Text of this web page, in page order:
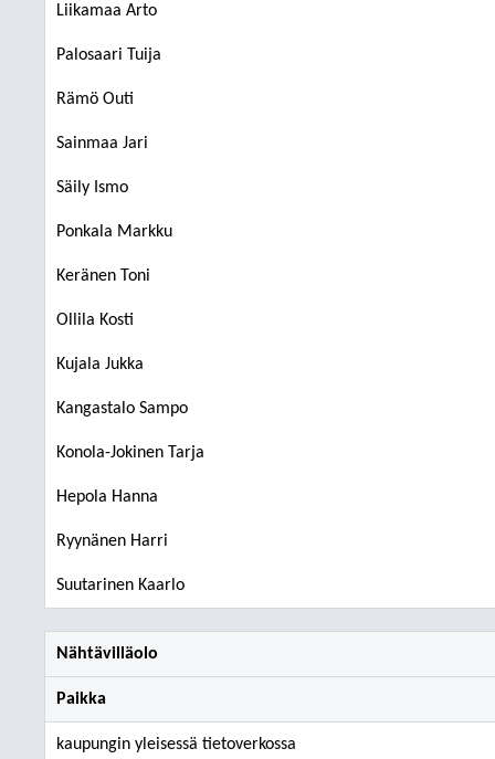
Liikamaa Arto
Palosaari Tuija
Rämö Outi
Sainmaa Jari
Säily Ismo
Ponkala Markku
Keränen Toni
Ollila Kosti
Kujala Jukka
Kangastalo Sampo
Konola-Jokinen Tarja
Hepola Hanna
Ryynänen Harri
Suutarinen Kaarlo
Nähtävilläolo
Paikka
kaupungin yleisessä tietoverkossa